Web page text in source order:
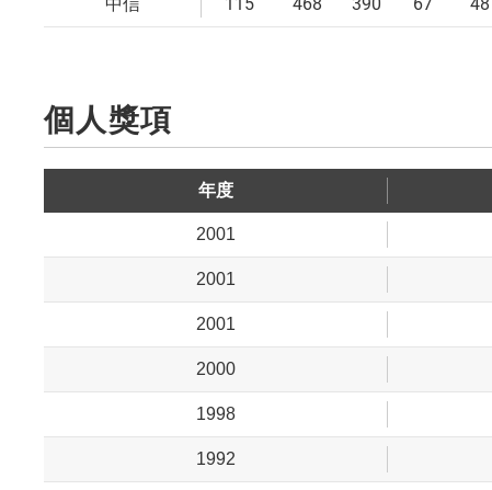
中信
個人獎項
年度
2001
2001
2001
2000
1998
1992